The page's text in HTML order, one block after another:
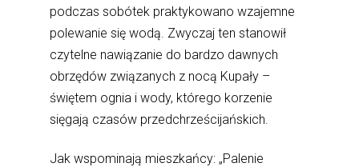
podczas sobótek praktykowano wzajemne
polewanie się wodą. Zwyczaj ten stanowił
czytelne nawiązanie do bardzo dawnych
obrzędów związanych z nocą Kupały –
świętem ognia i wody, którego korzenie
sięgają czasów przedchrześcijańskich.
Jak wspominają mieszkańcy: „Palenie